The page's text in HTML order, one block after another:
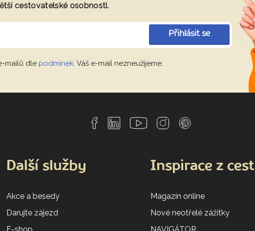
cestovatelské osobnosti.
Přihlásit se
mailů dle podmínek. Váš e-mail nezneužijeme.
Další služby
Akce a besedy
Darujte zájezd
Inspirace z cest
Magazín online
Nové neotřelé zážitky